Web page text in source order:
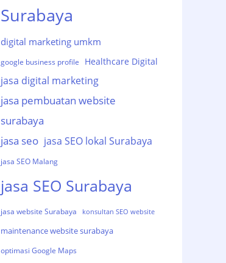
Surabaya
digital marketing umkm
google business profile Healthcare Digital
jasa digital marketing
jasa pembuatan website
surabaya
jasa seo jasa SEO lokal Surabaya
jasa SEO Malang
jasa SEO Surabaya
jasa website Surabaya konsultan SEO website
maintenance website surabaya
optimasi Google Maps